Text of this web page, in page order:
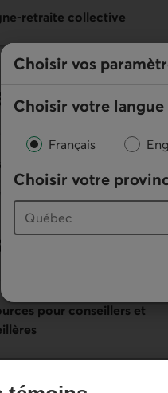
Choisir vos
Choisir votre langue
Français
Choisir votre
retraite collective
collective
pour conseillers et